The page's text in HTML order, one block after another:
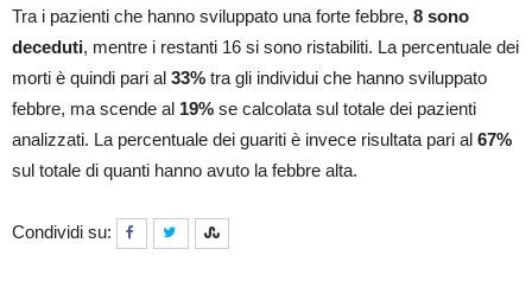
Tra i pazienti che hanno sviluppato una forte febbre, 8 sono
deceduti, mentre i restanti 16 si sono ristabiliti. La percentuale dei
morti è quindi pari al 33% tra gli individui che hanno sviluppato
febbre, ma scende al 19% se calcolata sul totale dei pazienti
analizzati. La percentuale dei guariti è invece risultata pari al 67%
sul totale di quanti hanno avuto la febbre alta.
Condividi su: